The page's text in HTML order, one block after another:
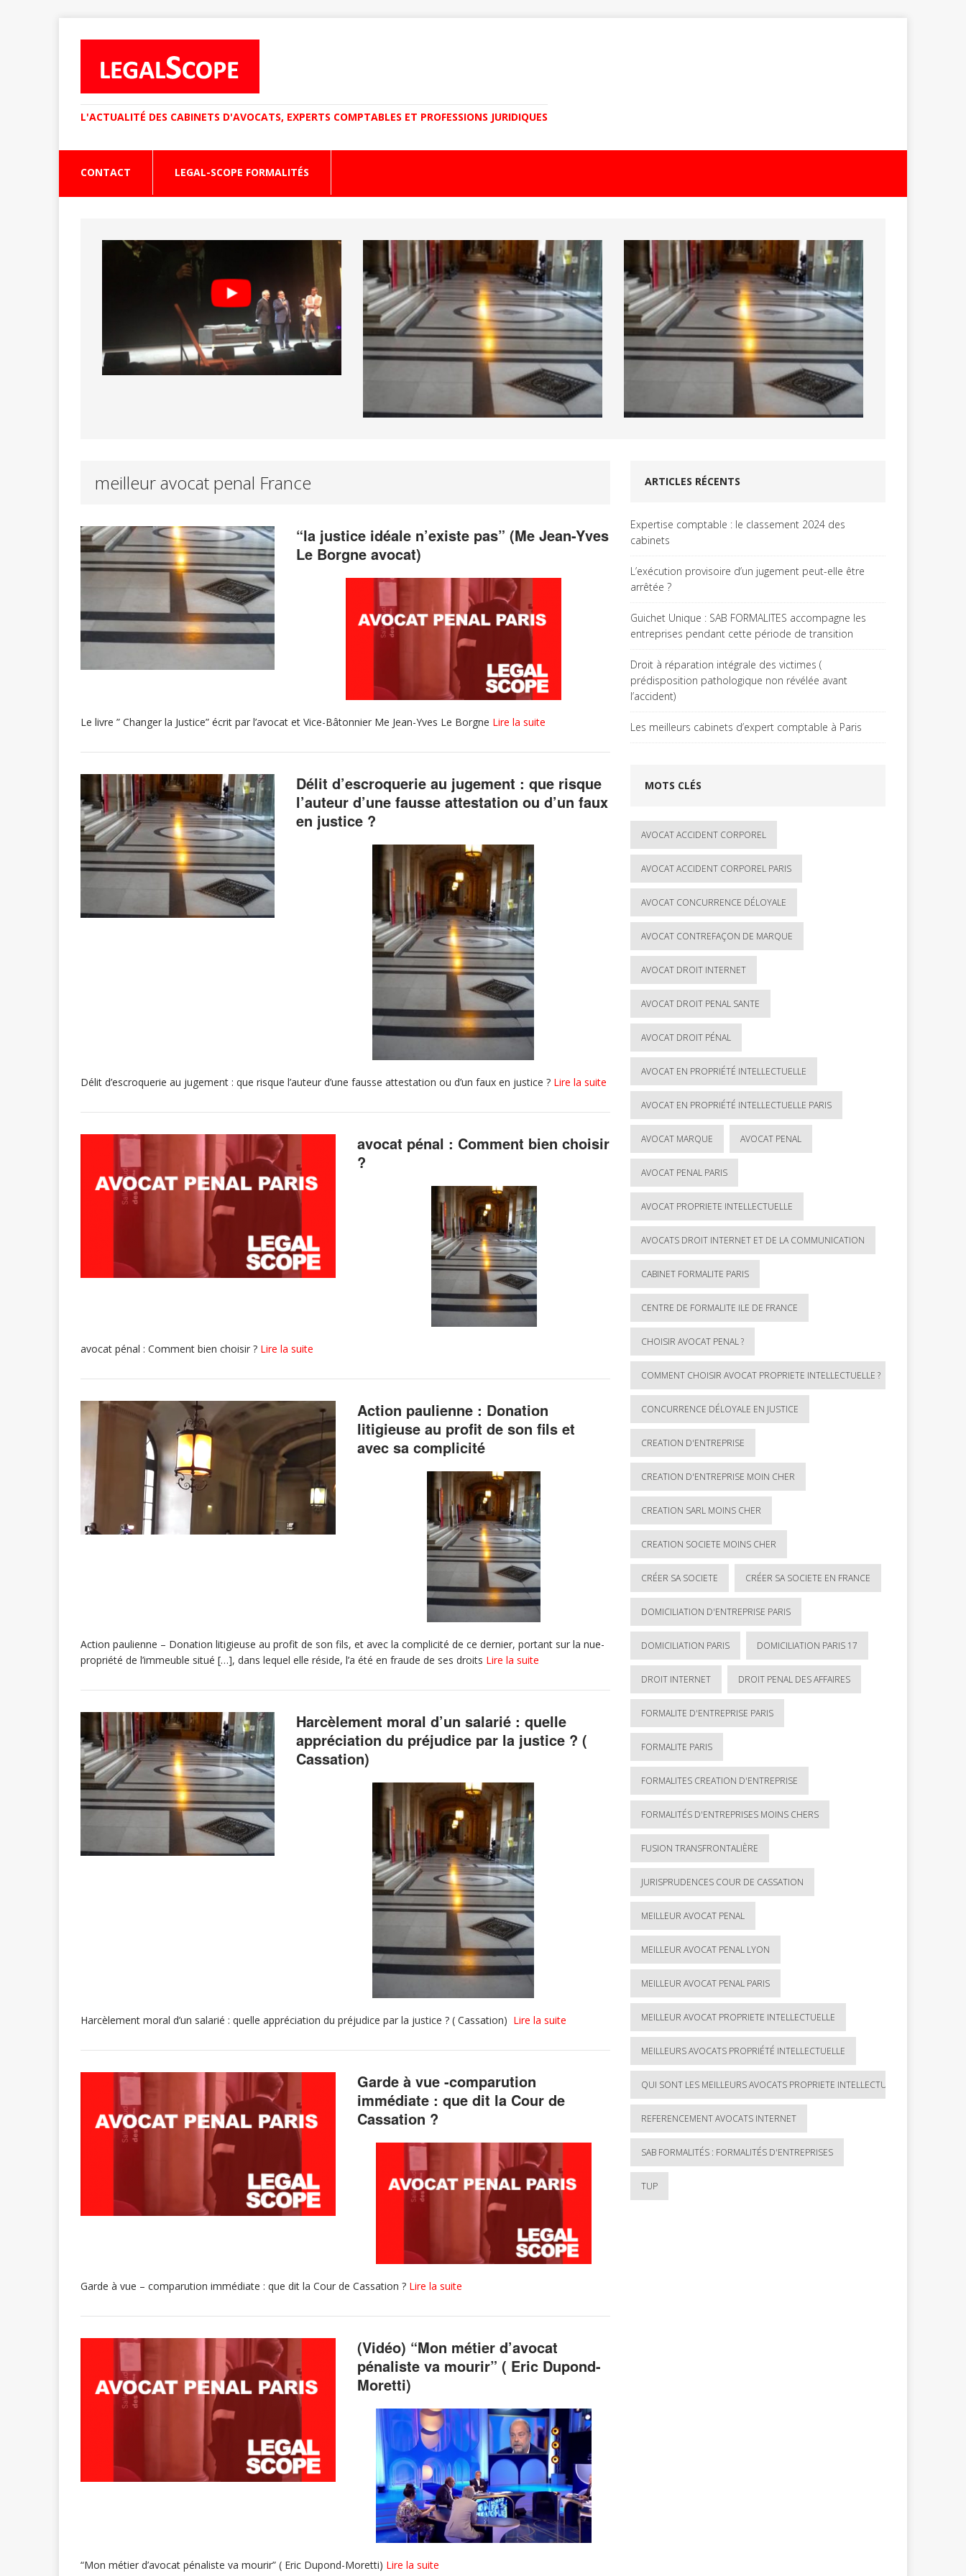
L'ACTUALITÉ DES CABINETS D'AVOCATS, EXPERTS COMPTABLES ET PROFESSIONS JURIDIQUES
CONTACT LEGAL-SCOPE FORMALITÉS
meilleur avocat penal France
“la justice idéale n’existe pas” (Me Jean-Yves
Le Borgne avocat)
Le livre ” Changer la Justice” écrit par l’avocat et Vice-Bâtonnier Me Jean-Yves Le Borgne Lire la suite
Délit d’escroquerie au jugement : que risque
l’auteur d’une fausse attestation ou d’un faux
en justice ?
Délit d’escroquerie au jugement : que risque l’auteur d’une fausse attestation ou d’un faux en justice ? Lire la suite
avocat pénal : Comment bien choisir
?
avocat pénal : Comment bien choisir ? Lire la suite
Action paulienne : Donation
litigieuse au profit de son fils et
avec sa complicité
Action paulienne – Donation litigieuse au profit de son fils, et avec la complicité de ce dernier, portant sur la nue-
propriété de l’immeuble situé […], dans lequel elle réside, l’a été en fraude de ses droits Lire la suite
Harcèlement moral d’un salarié : quelle
appréciation du préjudice par la justice ? (
Cassation)
Harcèlement moral d’un salarié : quelle appréciation du préjudice par la justice ? ( Cassation) Lire la suite
Garde à vue -comparution
immédiate : que dit la Cour de
Cassation ?
Garde à vue – comparution immédiate : que dit la Cour de Cassation ? Lire la suite
(Vidéo) “Mon métier d’avocat
pénaliste va mourir” ( Eric Dupond-
Moretti)
“Mon métier d’avocat pénaliste va mourir” ( Eric Dupond-Moretti) Lire la suite
ARTICLES RÉCENTS
Expertise comptable : le classement 2024 des
cabinets
L’exécution provisoire d’un jugement peut-elle être
arrêtée ?
Guichet Unique : SAB FORMALITES accompagne les
entreprises pendant cette période de transition
Droit à réparation intégrale des victimes (
prédisposition pathologique non révélée avant
l’accident)
Les meilleurs cabinets d’expert comptable à Paris
MOTS CLÉS
AVOCAT ACCIDENT CORPOREL
AVOCAT ACCIDENT CORPOREL PARIS
AVOCAT CONCURRENCE DÉLOYALE
AVOCAT CONTREFAÇON DE MARQUE
AVOCAT DROIT INTERNET
AVOCAT DROIT PENAL SANTE
AVOCAT DROIT PÉNAL
AVOCAT EN PROPRIÉTÉ INTELLECTUELLE
AVOCAT EN PROPRIÉTÉ INTELLECTUELLE PARIS
AVOCAT MARQUE AVOCAT PENAL
AVOCAT PENAL PARIS
AVOCAT PROPRIETE INTELLECTUELLE
AVOCATS DROIT INTERNET ET DE LA COMMUNICATION
CABINET FORMALITE PARIS
CENTRE DE FORMALITE ILE DE FRANCE
CHOISIR AVOCAT PENAL ?
COMMENT CHOISIR AVOCAT PROPRIETE INTELLECTUELLE ?
CONCURRENCE DÉLOYALE EN JUSTICE
CREATION D'ENTREPRISE
CREATION D'ENTREPRISE MOIN CHER
CREATION SARL MOINS CHER
CREATION SOCIETE MOINS CHER
CRÉER SA SOCIETE CRÉER SA SOCIETE EN FRANCE
DOMICILIATION D'ENTREPRISE PARIS
DOMICILIATION PARIS DOMICILIATION PARIS 17
DROIT INTERNET DROIT PENAL DES AFFAIRES
FORMALITE D'ENTREPRISE PARIS
FORMALITE PARIS
FORMALITES CREATION D'ENTREPRISE
FORMALITÉS D'ENTREPRISES MOINS CHERS
FUSION TRANSFRONTALIÈRE
JURISPRUDENCES COUR DE CASSATION
MEILLEUR AVOCAT PENAL
MEILLEUR AVOCAT PENAL LYON
MEILLEUR AVOCAT PENAL PARIS
MEILLEUR AVOCAT PROPRIETE INTELLECTUELLE
MEILLEURS AVOCATS PROPRIÉTÉ INTELLECTUELLE
QUI SONT LES MEILLEURS AVOCATS PROPRIETE INTELLECTUELLE ?
REFERENCEMENT AVOCATS INTERNET
SAB FORMALITÉS : FORMALITÉS D'ENTREPRISES
TUP